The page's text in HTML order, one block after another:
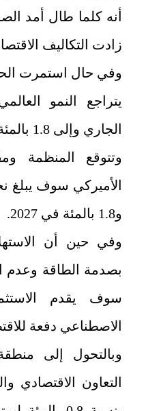
أنه كلما طال أمد
زادت التكاليف
الجاري وإلى 1.8 بالمئة العام المقبل.
وتتوقع المنظمة
و1.8 بالمئة في 2027.
وفي حين أن
بصدمة الطاقة وعدم
سوف يقدم
الاصطناعي دفعة
وبالتحول إلى
التعاون الاقتصادي